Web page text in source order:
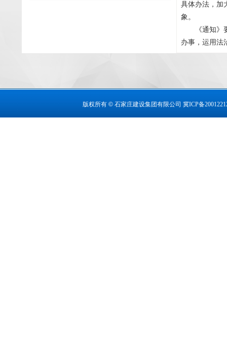
具体办法，加
象。
《通知》要
办事，运用法
版权所有©石家庄建设集团有限公司 冀ICP备